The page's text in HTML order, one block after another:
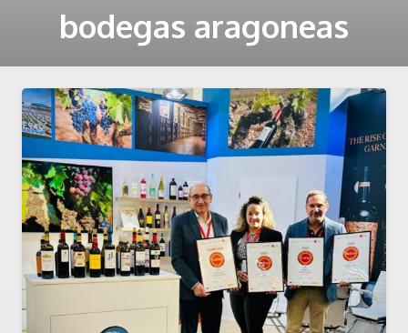
bodegas aragoneas